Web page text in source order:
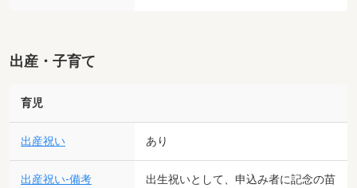
出産・子育て
育児
出産祝い あり
出産祝い-備考
出生祝いとして、申込み者に記念の苗